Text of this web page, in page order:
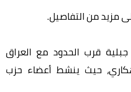
مزيد من التفاصيل.
قرب الحدود مع العراق
حيث ينشط أعضاء حزب